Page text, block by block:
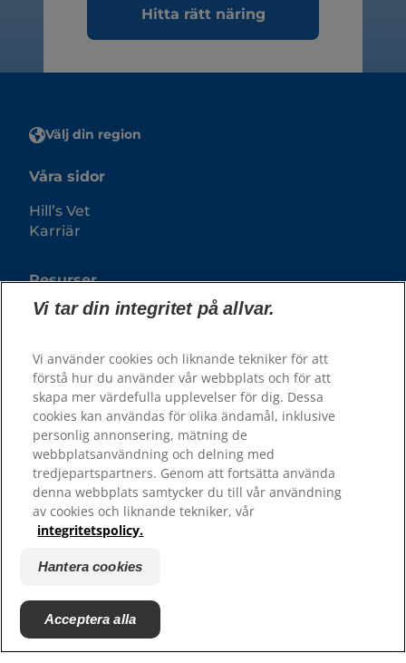
Hitta rätt näring
Välj din region
Våra sidor
Hill’s Vet
Karriär
Resurser
Kontakta oss
Hill's 100% Nöjdhetsgaranti - återförsäljare
Hill's 100% Nöjdhetsgaranti - konsumenter
All rights reserved.
Såsom det används här, anger det registrerat
Vi tar din integritet på allvar.
Vi använder cookies och liknande tekniker för att
förstå hur du använder vår webbplats och för att
skapa mer värdefulla upplevelser för dig. Dessa
cookies kan användas för olika ändamål, inklusive
personlig annonsering, mätning de
webbplatsanvändning och delning med
tredjepartspartners. Genom att fortsätta använda
denna webbplats samtycker du till vår användning
av cookies och liknande tekniker, vår
integritetspolicy.
Hantera cookies
Acceptera alla